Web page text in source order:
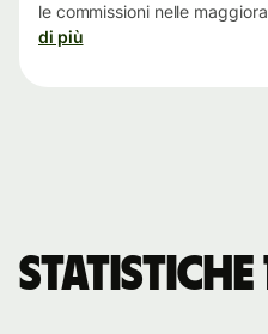
le commissioni nelle
di più
Statistiche 1